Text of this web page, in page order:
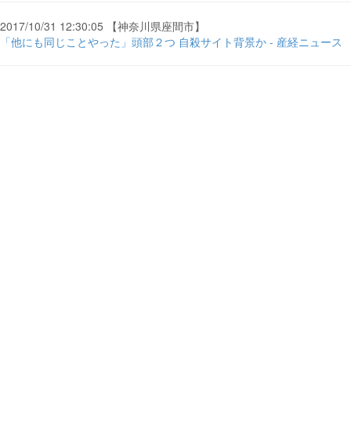
2017/10/31 12:30:05 【神奈川県座間市】
「他にも同じことやった」頭部２つ 自殺サイト背景か - 産経ニュース